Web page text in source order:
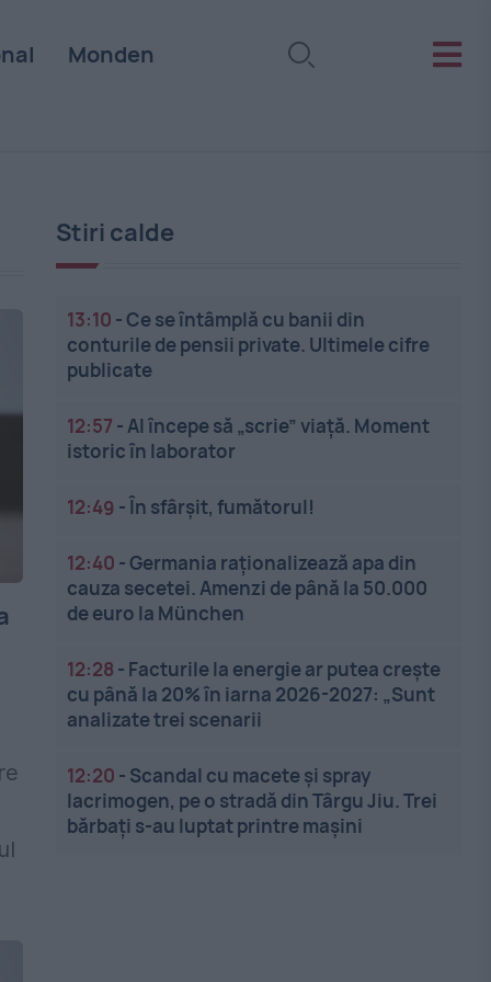
Monden
Stiri calde
13:10 -Ce se întâmplă cu banii din
conturile de pensii private. Ultimele cifre
publicate
12:57 -AI începe să „scrie” viață. Moment
istoric în laborator
12:49 -În sfârșit, fumătorul!
12:40 -Germania raționalizează apa din
cauza secetei. Amenzi de până la 50.000
de euro la München
12:28 - Facturile la energie ar putea crește
cu până la 20% în iarna 2026-2027: „Sunt
analizate trei scenarii
12:20 - Scandal cu macete și spray
lacrimogen, pe o stradă din Târgu Jiu. Trei
bărbați s-au luptat printre mașini